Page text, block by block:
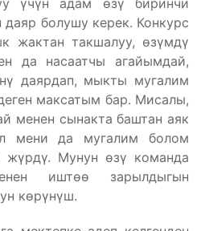
үчүн адам өзү биринчи
болушу керек. Конкурс
жактан такшалуу, өзүмдү
да насаатчы агайымдай,
даярдап, мыкты мугалим
максатым бар. Мисалы,
менен сынакта баштан аяк
мени да мугалим болом
Мунун өзү команда
иштөө зарылдыгын
көрүнүш.